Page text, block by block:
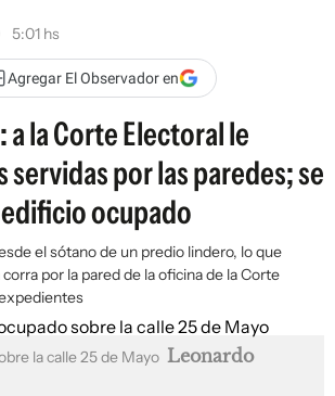
5:01 hs
Agregar El Observador en
a la Corte Electoral le
servidas por las paredes; se
ocupado
el sótano de un predio lindero, lo que
por la pared de la oficina de la Corte
la calle 25 de Mayo Leonardo